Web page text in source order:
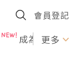
會員登記
成為U更多